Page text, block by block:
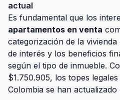
actual
Es fundamental que los
apartamentos en venta
categorización de la
de interés y los beneficios
según el tipo de inmueble.
$1.750.905, los topes
Colombia se han actualizado